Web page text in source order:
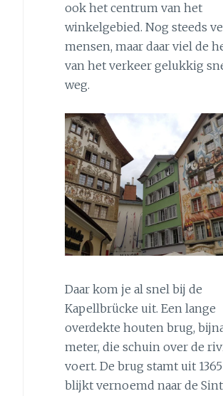
ook het centrum van het
winkelgebied. Nog steeds
mensen, maar daar viel de
van het verkeer gelukkig
weg.
Daar kom je al snel bij de
Kapellbrücke uit. Een lange
overdekte houten brug,
meter, die schuin over de
voert. De brug stamt uit
blijkt vernoemd naar de Sint